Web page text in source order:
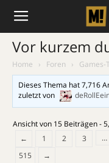
Vor kurzem
Home › Foren › Games-
Dieses Thema hat 7,716
zuletzt von
Ansicht von 15 Beiträgen -
←
1 2 3 …
515
→